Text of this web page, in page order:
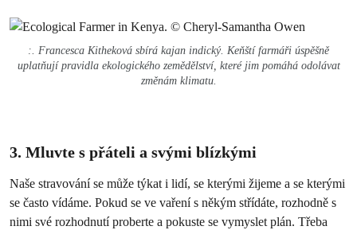
:. Francesca Kitheková sbírá kajan indický. Keňští farmáři úspěšně
uplatňují pravidla ekologického zemědělství, které jim pomáhá odolávat
změnám klimatu.
3. Mluvte s přáteli a svými blízkými
Naše stravování se může týkat i lidí, se kterými žijeme a se kterými
se často vídáme. Pokud se ve vaření s někým střídáte, rozhodně s
nimi své rozhodnutí proberte a pokuste se vymyslet plán. Třeba